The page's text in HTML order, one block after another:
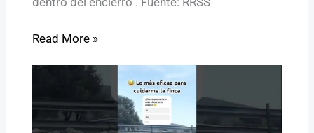
Read More »